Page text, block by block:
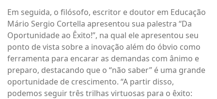
Em seguida, o filósofo, escritor e doutor em Educação
Mário Sergio Cortella apresentou sua palestra “Da
Oportunidade ao Êxito!”, na qual ele apresentou seu
ponto de vista sobre a inovação além do óbvio como
ferramenta para encarar as demandas com ânimo e
preparo, destacando que o “não saber” é uma grande
oportunidade de crescimento. “A partir disso,
podemos seguir três trilhas virtuosas para o êxito: